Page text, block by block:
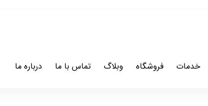
خدمات فروشگاه وبلاگ تماس با ما درباره ما